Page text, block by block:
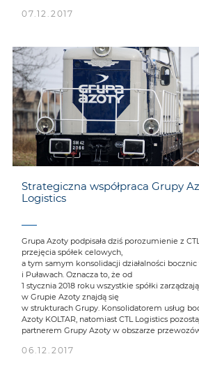
07.12.2017
Strategiczna współpraca Grupy
Logistics
Grupa Azoty podpisała dziś porozumienie z
przejęcia spółek celowych,
a tym samym konsolidacji działalności
i Puławach. Oznacza to, że od
1 stycznia 2018 roku wszystkie spółki
w Grupie Azoty znajdą się
w strukturach Grupy. Konsolidatorem usług
Azoty KOLTAR, natomiast CTL Logistics
partnerem Grupy Azoty w obszarze
06.12.2017